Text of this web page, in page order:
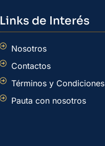
Links de Interés
Nosotros
Contactos
Términos y Condiciones
Pauta con nosotros